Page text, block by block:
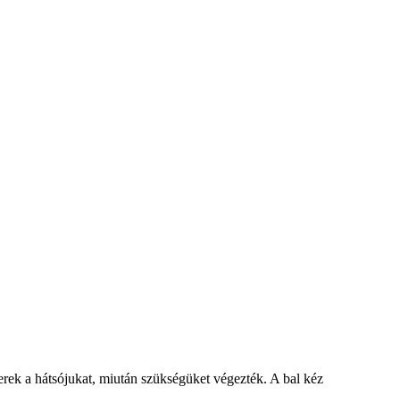
a hátsójukat, miután szükségüket végezték. A bal kéz